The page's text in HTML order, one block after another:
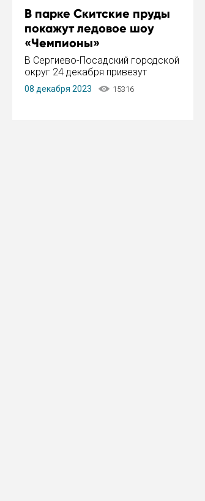
В парке Скитские пруды
покажут ледовое шоу
«Чемпионы»
В Сергиево-Посадский городской
округ 24 декабря привезут
ледовый тур «Чемпионы»
заслуженного мастера спорта,
08 декабря 2023 15316